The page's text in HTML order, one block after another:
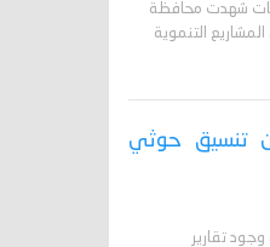
شهدت محافظة
التنموية
تنسيق حوثي
تقارير